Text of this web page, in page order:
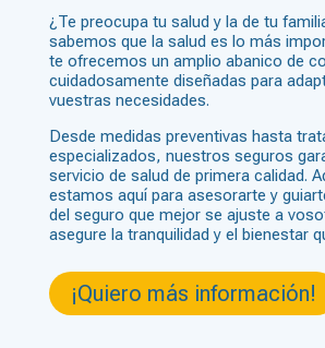
¿Te preocupa tu salud y la de tu
sabemos que la salud es lo más
te ofrecemos un amplio abanico de
cuidadosamente diseñadas para
vuestras necesidades.
Desde medidas preventivas hasta
especializados, nuestros seguros
servicio de salud de primera calidad.
estamos aquí para asesorarte y
del seguro que mejor se ajuste a
asegure la tranquilidad y el bienestar
¡Quiero más información!